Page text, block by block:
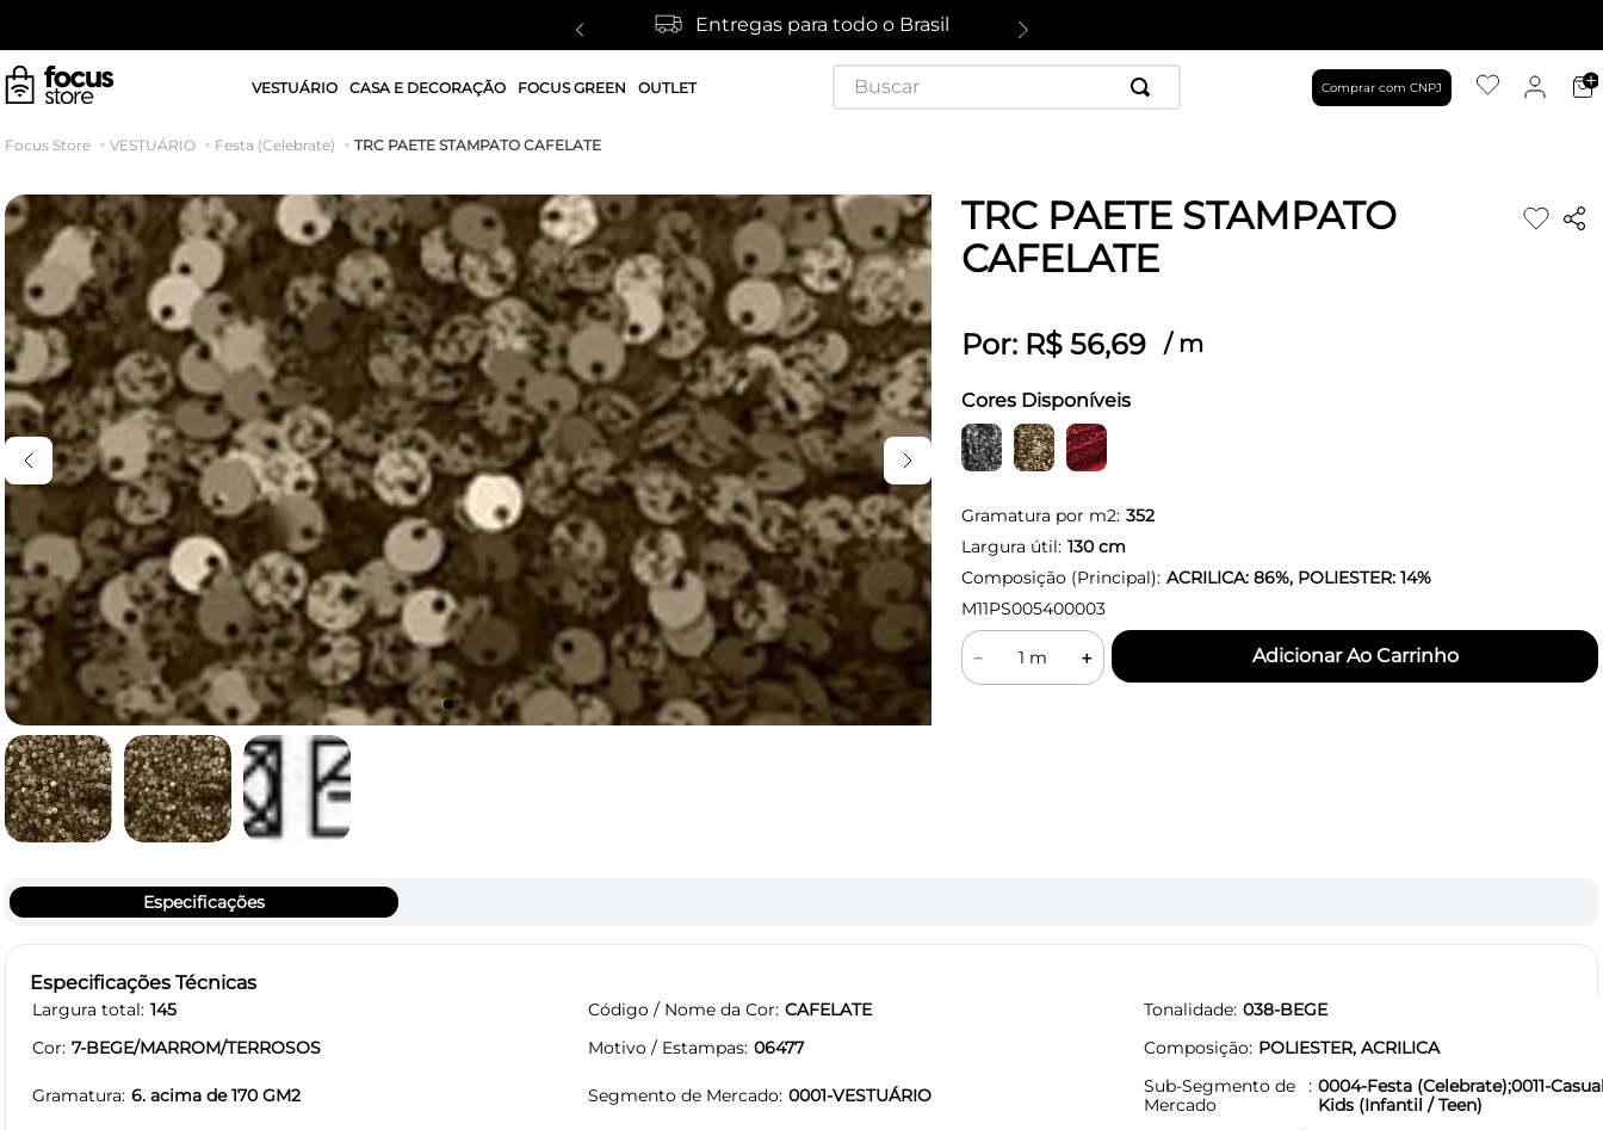
Entregas para todo o Brasil
VESTUÁRIO CASA E DECORAÇÃO FOCUS GREEN OUTLET
Buscar
Comprar com CNPJ
VESTUÁRIO Festa (Celebrate) TRC PAETE STAMPATO CAFELATE
TRC PAETE STAMPATO
CAFELATE
Por: R$ 56,69 / m
Cores Disponíveis
Gramatura por m2: 352
Largura útil: 130cm
Composição (Principal): ACRILICA: 86%, POLIESTER: 14%
M11PS005400003
＋
－
Especificações
Especificações Técnicas
Largura total 145 Código / Nome da Cor CAFELATE Tonalidade 038-BEGE
Cor 7-BEGE/MARROM/TERROSOS Motivo / Estampas 06477 Composição POLIESTER, ACRILICA
Gramatura 6. acima de 170 GM2 Segmento de Mercado 0001-VESTUÁRIO
Sub-Segmento de
Mercado
0004-Festa (Celebrate);0011-
Kids (Infantil / Teen)